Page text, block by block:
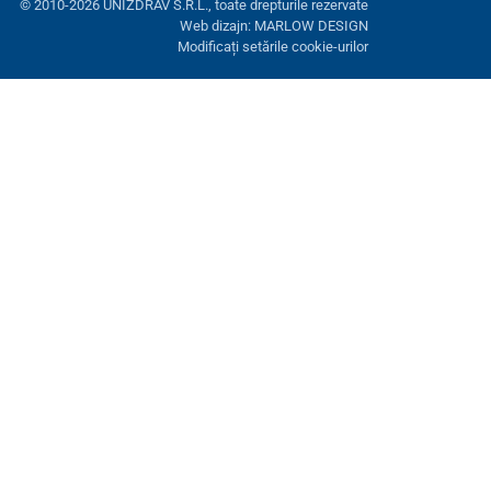
© 2010-2026 UNIZDRAV S.R.L., toate drepturile rezervate
Web dizajn: MARLOW DESIGN
Modificați setările cookie-urilor